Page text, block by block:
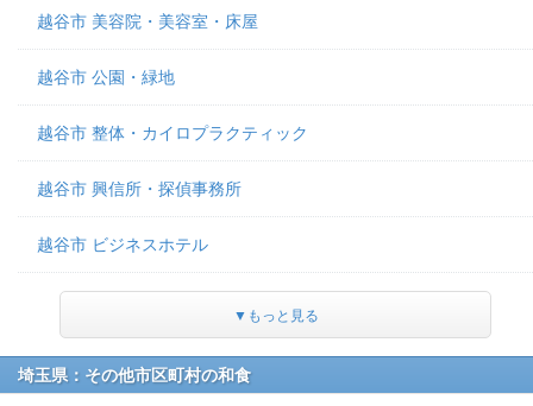
越谷市 美容院・美容室・床屋
越谷市 公園・緑地
越谷市 整体・カイロプラクティック
越谷市 興信所・探偵事務所
越谷市 ビジネスホテル
▼もっと見る
埼玉県：その他市区町村の和食